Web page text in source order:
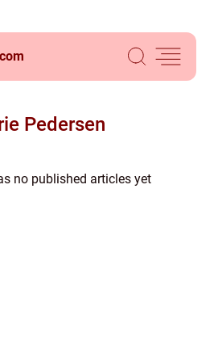
com
Pedersen
no published articles yet